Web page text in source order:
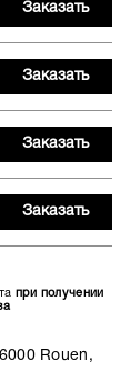
Заказать
Заказать
Заказать
Заказать
при получении
Rouen,